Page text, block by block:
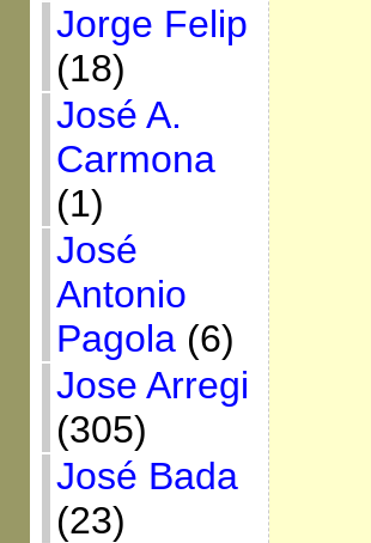
Jorge Felip
(18)
José A.
Carmona
(1)
José
Antonio
Pagola(6)
Jose Arregi
(305)
José Bada
(23)